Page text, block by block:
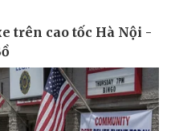
Đời sống
Nhà đẹp
Blog
Tình yêu - Gia đình